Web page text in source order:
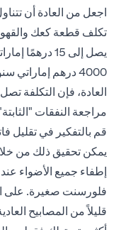
اجعل من العادة أن
تكلف قطعة كعك
يصل إلى 15
4000 درهم
العادة، فإن التكلفة تصل إلى أكثر من
مراجعة النفقات
قم بالتفكير في تقليل
يمكن تحقيق ذلك من
إطفاء جميع الأضواء
فلورسنت صغيرة. على
قليلاً من المصابيح